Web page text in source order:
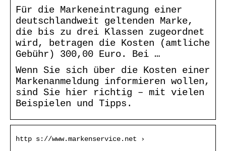
Für die Markeneintragung einer
deutschlandweit geltenden Marke,
die bis zu drei Klassen zugeordnet
wird, betragen die Kosten (amtliche
Gebühr) 300,00 Euro. Bei …
Wenn Sie sich über die Kosten einer
Markenanmeldung informieren wollen,
sind Sie hier richtig – mit vielen
Beispielen und Tipps.
http s://www.markenservice.net ›